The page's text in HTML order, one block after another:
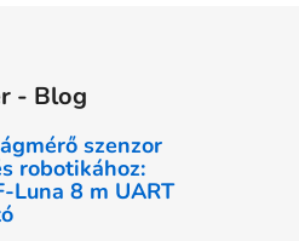
- Blog
szenzor
robotikához:
Luna 8 m UART